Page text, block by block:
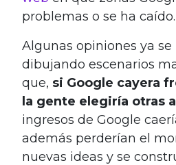
problemas o se ha caído.
Algunas opiniones ya
dibujando escenarios
que, si Google cayera
la gente elegiría otras
ingresos de Google
además perderían el
nuevas ideas y se